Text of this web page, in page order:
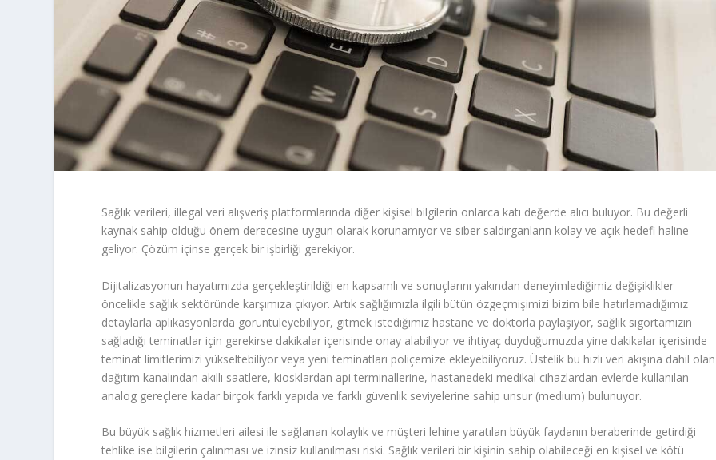
Sağlık verileri, illegal veri alışveriş platformlarında diğer kişisel bilgilerin onlarca katı değerde alıcı buluyor. Bu değerli
kaynak sahip olduğu önem derecesine uygun olarak korunamıyor ve siber saldırganların kolay ve açık hedefi haline
geliyor. Çözüm içinse gerçek bir işbirliği gerekiyor.
Dijitalizasyonun hayatımızda gerçekleştirildiği en kapsamlı ve sonuçlarını yakından deneyimlediğimiz değişiklikler
öncelikle sağlık sektöründe karşımıza çıkıyor. Artık sağlığımızla ilgili bütün özgeçmişimizi bizim bile hatırlamadığımız
detaylarla aplikasyonlarda görüntüleyebiliyor, gitmek istediğimiz hastane ve doktorla paylaşıyor, sağlık sigortamızın
sağladığı teminatlar için gerekirse dakikalar içerisinde onay alabiliyor ve ihtiyaç duyduğumuzda yine dakikalar içerisinde
teminat limitlerimizi yükseltebiliyor veya yeni teminatları poliçemize ekleyebiliyoruz. Üstelik bu hızlı veri akışına dahil olan
dağıtım kanalından akıllı saatlere, kiosklardan api terminallerine, hastanedeki medikal cihazlardan evlerde kullanılan
analog gereçlere kadar birçok farklı yapıda ve farklı güvenlik seviyelerine sahip unsur (medium) bulunuyor.
Bu büyük sağlık hizmetleri ailesi ile sağlanan kolaylık ve müşteri lehine yaratılan büyük faydanın beraberinde getirdiği
tehlike ise bilgilerin çalınması ve izinsiz kullanılması riski. Sağlık verileri bir kişinin sahip olabileceği en kişisel ve kötü